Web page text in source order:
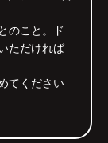
のこと。ド
ただければ
てください